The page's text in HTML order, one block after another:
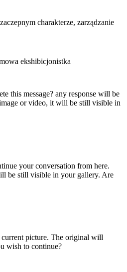
charakterze, zarządzanie
ekshibicjonistka
this message? any response will be
or video, it will be still visible in
your conversation from here.
be still visible in your gallery. Are
picture. The original will
wish to continue?